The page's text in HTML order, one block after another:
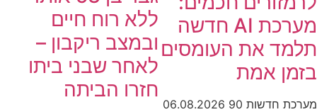
מערכת AI חדשה
תלמד את העומסים
בזמן אמת
מערכת חדשות 90
06.08.2026
ללא רוח חיים
ובמצב ריקבון –
לאחר שבני ביתו
חזרו הביתה